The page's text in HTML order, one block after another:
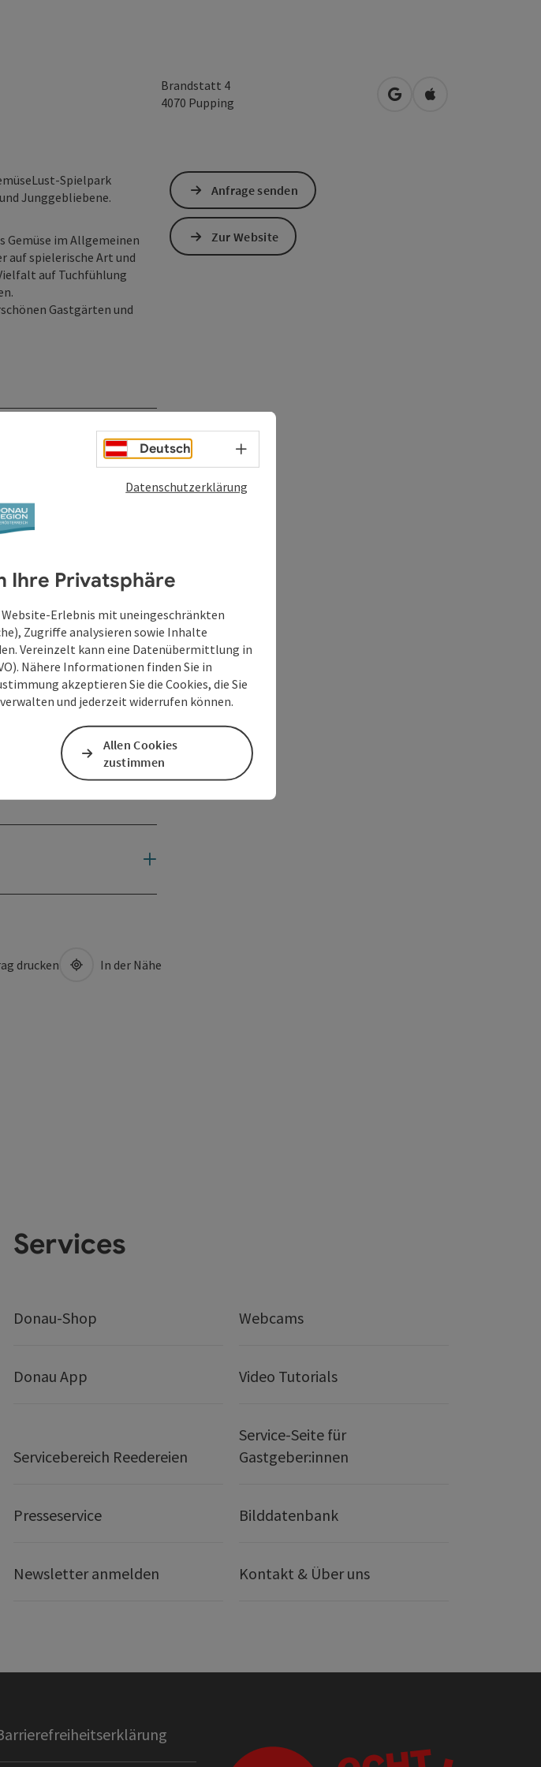
Brandstatt 4
4070 Pupping in Google Maps öffnen
in Apple Maps
Spielpark
Junggebliebene.
Gemüse im Allgemeinen
auf spielerische Art und
auf Tuchfühlung
Gastgärten und
Anfrage senden
Zur Website
drucken In der Nähe
Services
Donau-Shop Webcams
Donau App Video Tutorials
Servicebereich Reedereien
Service-Seite für
Gastgeber:innen
Presseservice Bilddatenbank
Newsletter anmelden Kontakt & Über uns
Deutsch Sprachwahl - Menü öffnen
Datenschutzerklärung
Ihre Privatsphäre
Erlebnis mit uneingeschränkten
Zugriffe analysieren sowie Inhalte
Vereinzelt kann eine Datenübermittlung in
Nähere Informationen finden Sie in
akzeptieren Sie die Cookies, die Sie
und jederzeit widerrufen können.
Allen Cookies
zustimmen